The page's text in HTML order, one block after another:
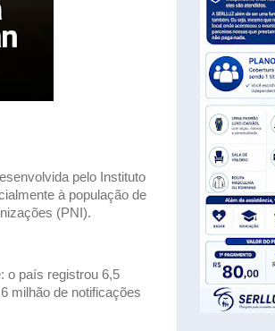
pelo Instituto
à população de
(PNI).
o país registrou 6,5
milhão de notificações